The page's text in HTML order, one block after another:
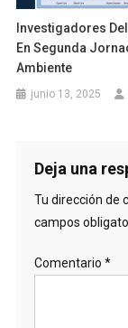
Investigadores
En Segunda
Ambiente
junio 13, 2025
Deja una
Tu dirección de
campos
Comentario *